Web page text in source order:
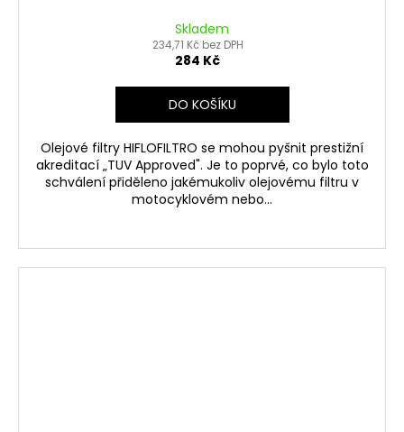
Skladem
234,71 Kč bez DPH
284 Kč
DO KOŠÍKU
Olejové filtry HIFLOFILTRO se mohou pyšnit prestižní
akreditací „TUV Approved". Je to poprvé, co bylo toto
schválení přiděleno jakémukoliv olejovému filtru v
motocyklovém nebo...